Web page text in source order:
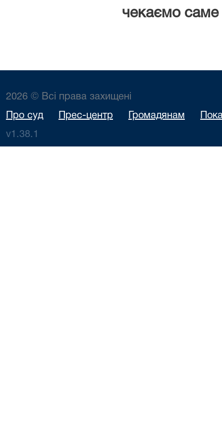
чекаємо саме
2026 © Всі права захищені
Про суд Прес-центр Громадянам
v1.38.1